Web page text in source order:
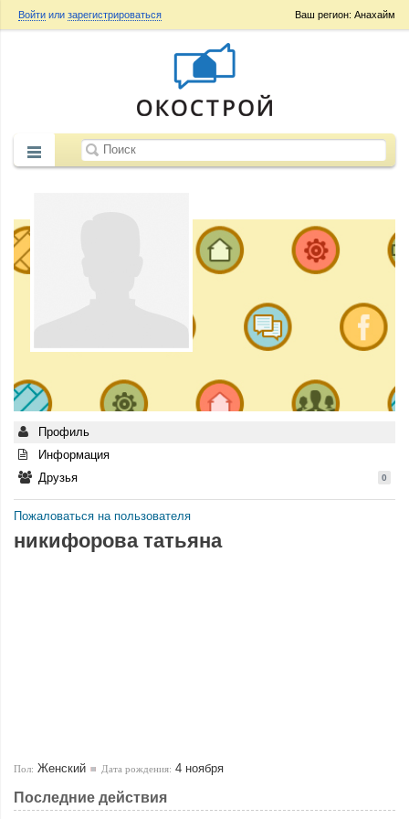
Ваш регион: Анахайм
Войти или зарегистрироваться
Профиль
Информация
Друзья
0
Пожаловаться на пользователя
никифорова татьяна
Пол: Женский Дата рождения: 4 ноября
Последние действия